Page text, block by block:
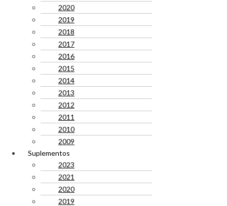
2020
2019
2018
2017
2016
2015
2014
2013
2012
2011
2010
2009
Suplementos
2023
2021
2020
2019